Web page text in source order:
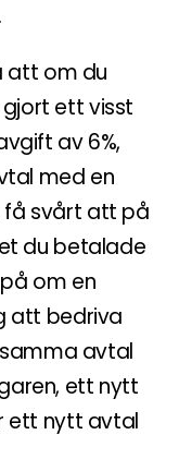
att om du
ett visst
av 6%,
med en
få svårt att på
du betalade
om en
att bedriva
avtal
ett nytt
ett nytt avtal